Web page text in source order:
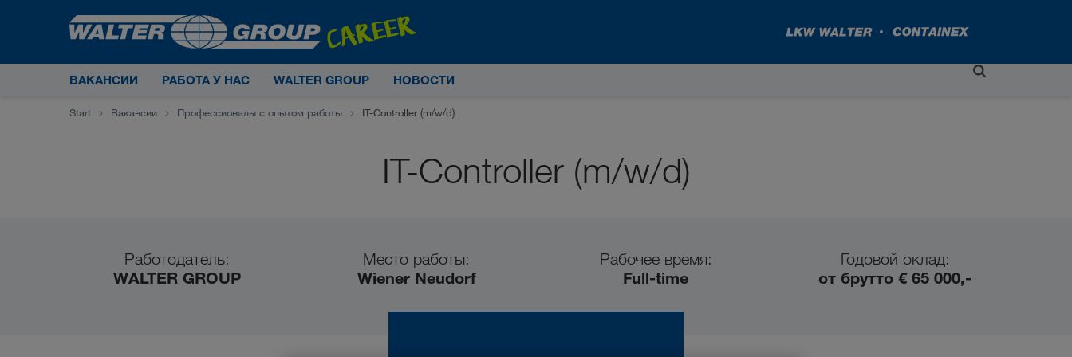
ВАКАНСИИ РАБОТА У НАС WALTER GROUP НОВОСТИ
Start Вакансии Профессионалы с опытом работы IT-Controller (m/w/d)
IT-Controller (m/w/d)
Работодатель:
WALTER GROUP
Место работы:
Wiener Neudorf
Рабочее время:
Full-time
Годовой оклад:
от брутто € 65 000,-